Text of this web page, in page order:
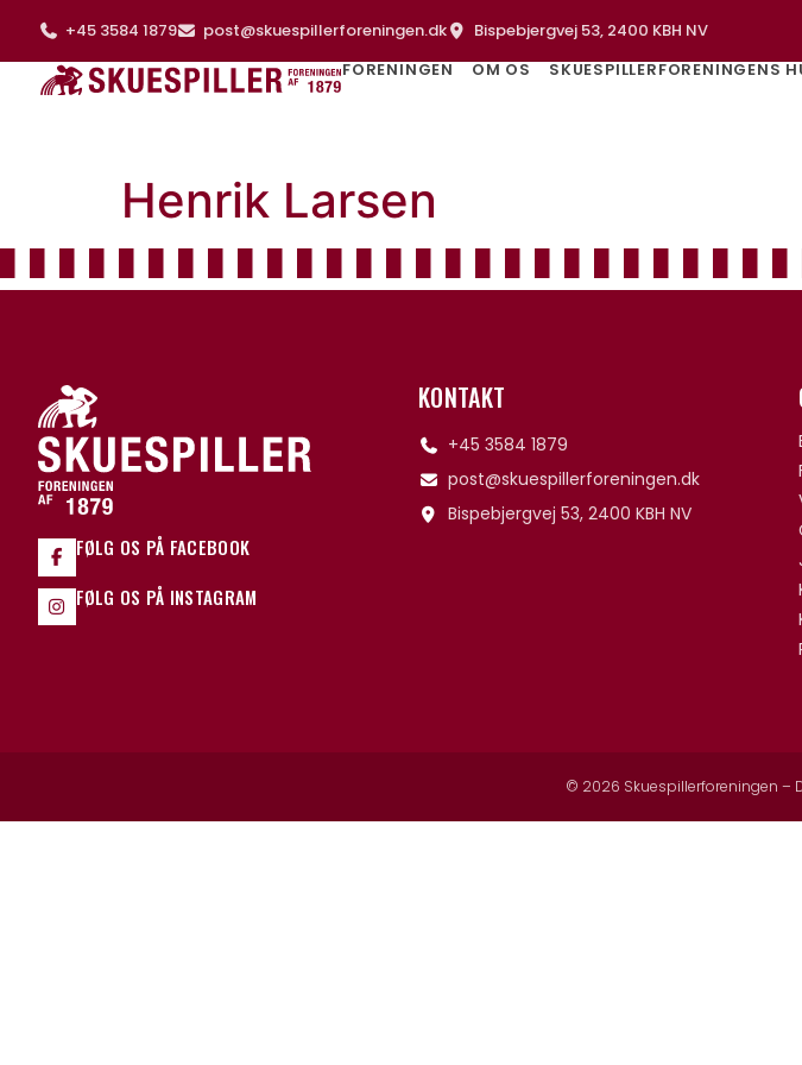
+45 3584 1879 post@skuespillerforeningen.dk
Bispebjergvej 53, 2400 KBH NV
FORENINGEN
OM OS SKUESPILLERFORENINGENS
Henrik Larsen
FØLG OS PÅ FACEBOOK
FØLG OS PÅ INSTAGRAM
KONTAKT
+45 3584 1879
post@skuespillerforeningen.dk
Bispebjergvej 53, 2400 KBH NV
© 2026 Skuespillerforeningen –